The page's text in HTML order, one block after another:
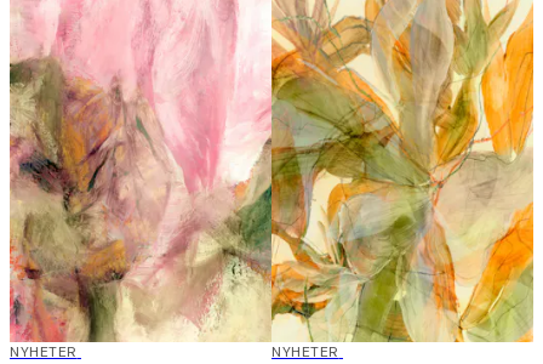
Ved hjelp av for det meste akryl og blekk er han hovedsakelig
inspirert av historie og naturverdenen når han skaper sine
abstrakte landskap og moderne kunstverk.
«Min største utfordring når jeg skaper er risikoen for å gå tom
for maling» sier han.
NYHETER NYHETER